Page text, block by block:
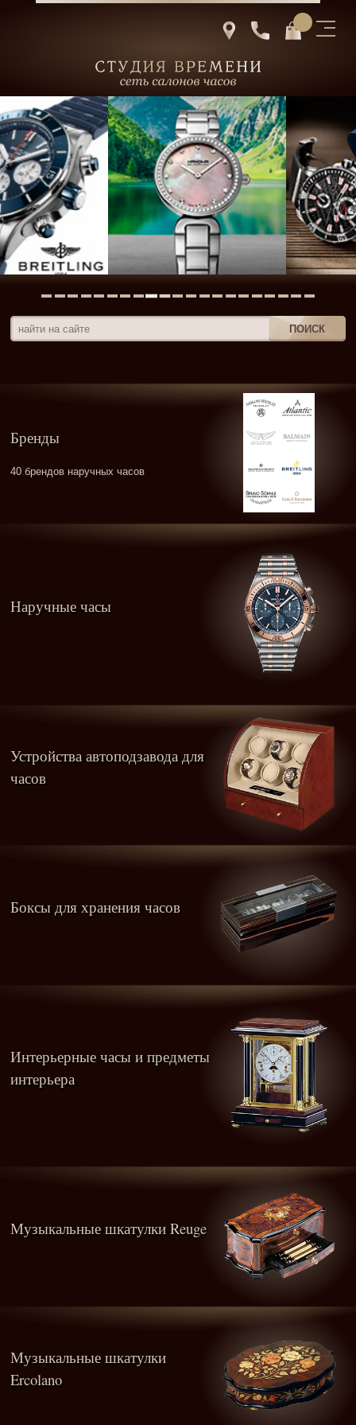
Бренды
40 брендов наручных часов
Наручные часы
Устройства автоподзавода для
часов
Боксы для хранения часов
Интерьерные часы и предметы
интерьера
Музыкальные шкатулки Reuge
Музыкальные шкатулки
Ercolano